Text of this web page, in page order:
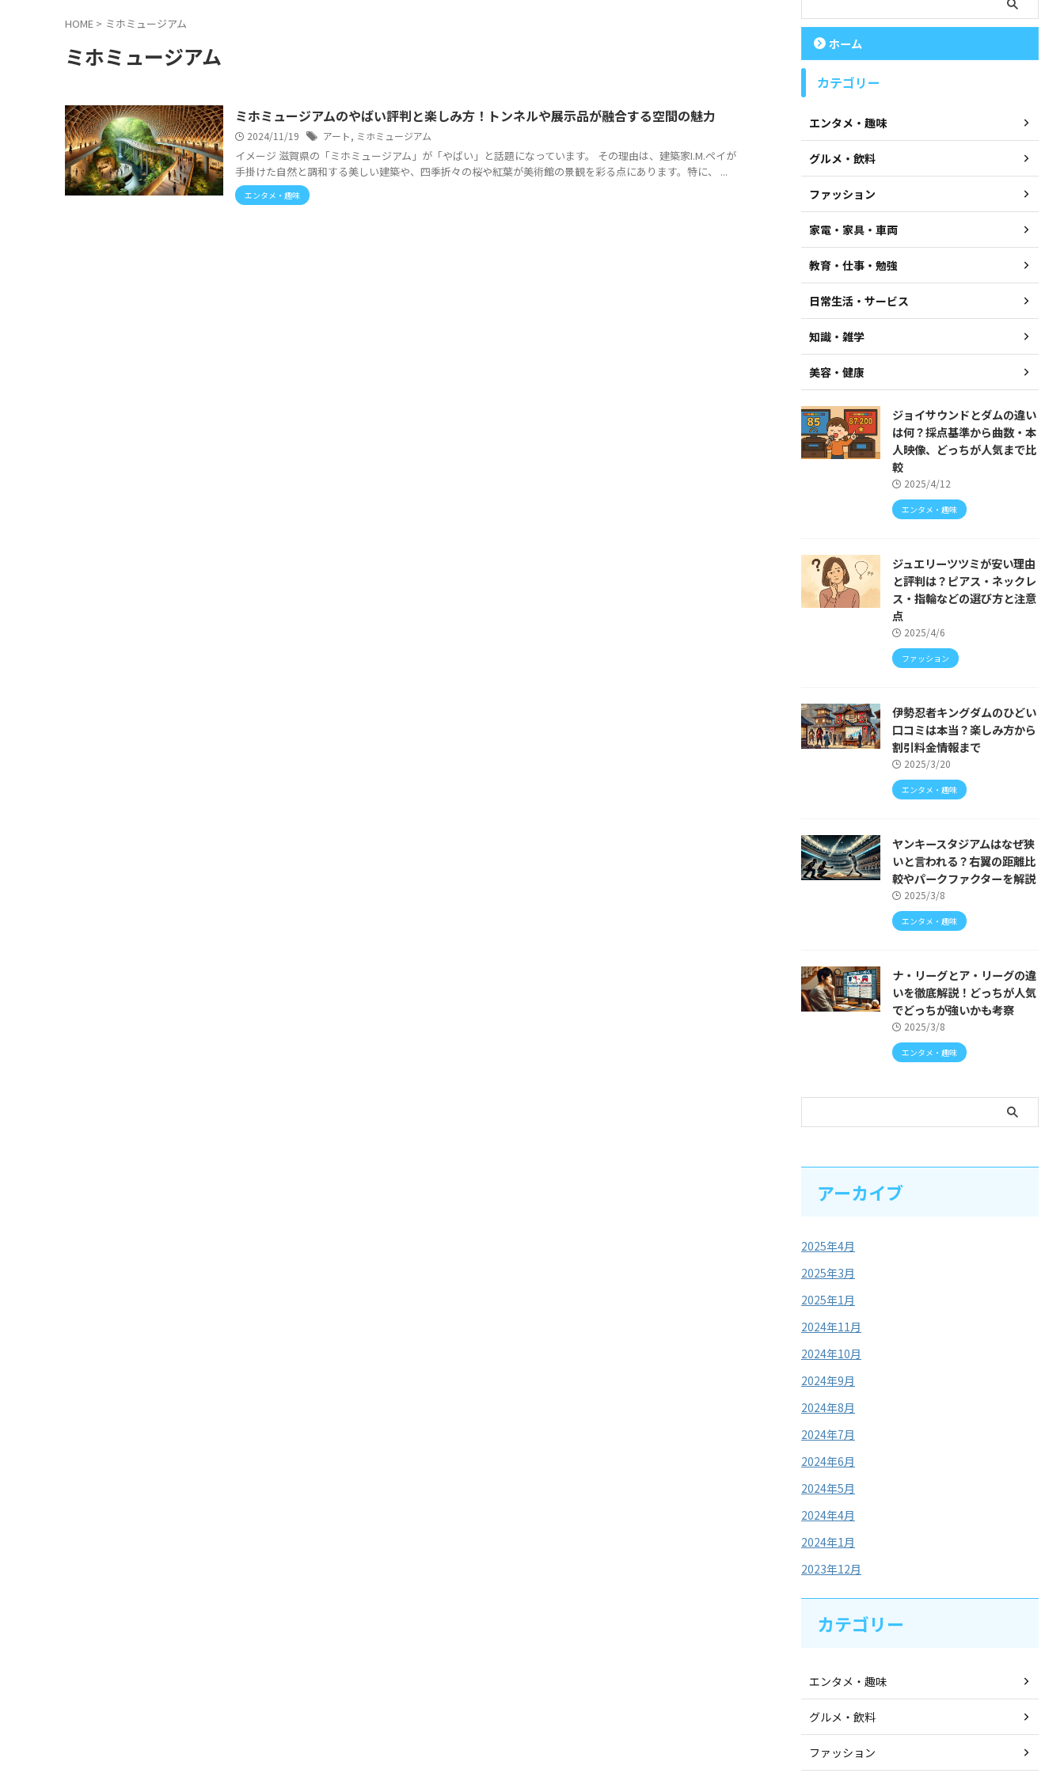
HOME > ミホミュージアム
ミホミュージアム
ミホミュージアムのやばい評判と楽しみ方！トンネルや展示品が融合する空間の魅力
2024/11/19 アート, ミホミュージアム
イメージ 滋賀県の「ミホミュージアム」が「やばい」と話題になっています。 その理由は、建築家I.M.ペイが
手掛けた自然と調和する美しい建築や、四季折々の桜や紅葉が美術館の景観を彩る点にあります。特に、 ...
エンタメ・趣味
ホーム
カテゴリー
エンタメ・趣味
グルメ・飲料
ファッション
家電・家具・車両
教育・仕事・勉強
日常生活・サービス
知識・雑学
美容・健康
ジョイサウンドとダムの違い
は何？採点基準から曲数・本
人映像、どっちが人気まで比
較
2025/4/12
エンタメ・趣味
ジュエリーツツミが安い理由
と評判は？ピアス・ネックレ
ス・指輪などの選び方と注意
点
2025/4/6
ファッション
伊勢忍者キングダムのひどい
口コミは本当？楽しみ方から
割引料金情報まで
2025/3/20
エンタメ・趣味
ヤンキースタジアムはなぜ狭
いと言われる？右翼の距離比
較やパークファクターを解説
2025/3/8
エンタメ・趣味
ナ・リーグとア・リーグの違
いを徹底解説！どっちが人気
でどっちが強いかも考察
2025/3/8
エンタメ・趣味
アーカイブ
2025年4月
2025年3月
2025年1月
2024年11月
2024年10月
2024年9月
2024年8月
2024年7月
2024年6月
2024年5月
2024年4月
2024年1月
2023年12月
カテゴリー
エンタメ・趣味
グルメ・飲料
ファッション